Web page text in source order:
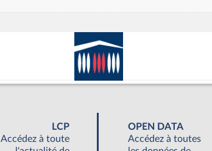
LCP
Accédez à toute
OPEN DATA
Accédez à toutes